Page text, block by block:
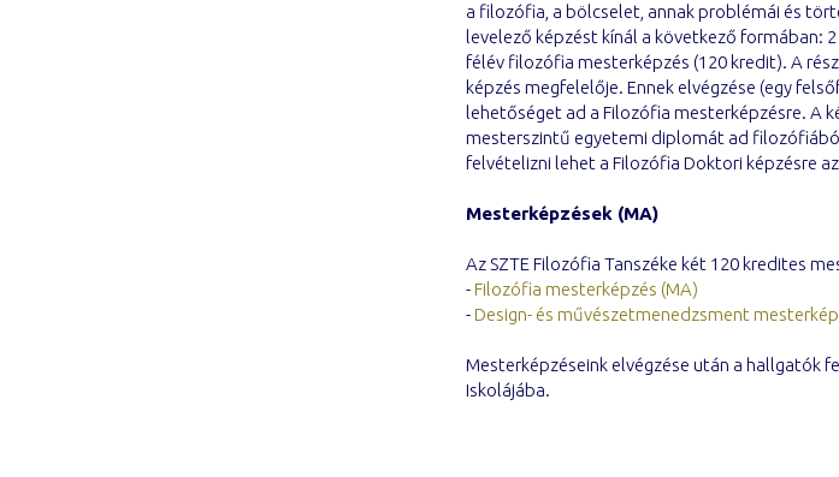
a filozófia, a bölcselet, annak problémái és
levelező képzést kínál a következő formában:
félév filozófia mesterképzés (120 kredit). A
képzés megfelelője. Ennek elvégzése (egy
lehetőséget ad a Filozófia mesterképzésre. A
mesterszintű egyetemi diplomát ad
felvételizni lehet a Filozófia Doktori képzésre
Mesterképzések (MA)
Az SZTE Filozófia Tanszéke két 120 kredites
-Filozófia mesterképzés (MA)
-Design- és művészetmenedzsment
Mesterképzéseink elvégzése után a hallgatók
Iskolájába.